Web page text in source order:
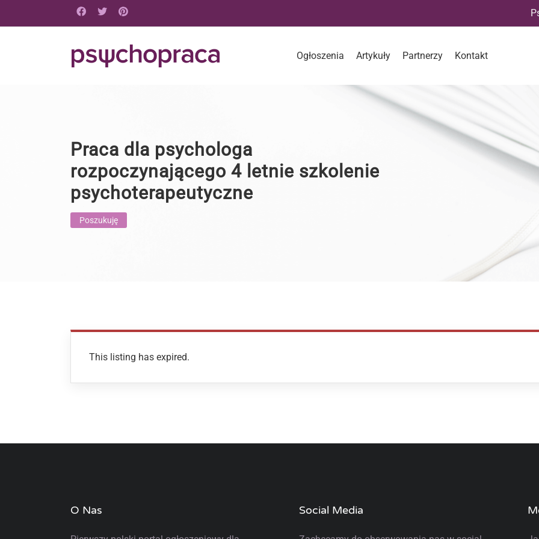
Ogłoszenia Artykuły Partnerzy Kontakt
Praca dla psychologa
rozpoczynającego 4 letnie szkolenie
psychoterapeutyczne
Poszukuję
This listing has expired.
O Nas Social Media